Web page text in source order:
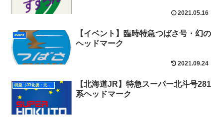
2021.05.16
event
【イベント】臨時特急つばさ号・幻の
ヘッドマーク
2021.09.24
特急（JR化後・北海道）
【北海道JR】特急スーパー北斗号281
系ヘッドマーク